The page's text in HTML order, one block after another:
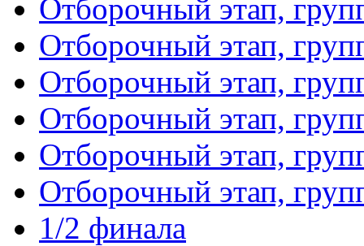
Отборочный этап,
Отборочный этап,
Отборочный этап,
Отборочный этап,
Отборочный этап,
Отборочный этап,
1/2 финала